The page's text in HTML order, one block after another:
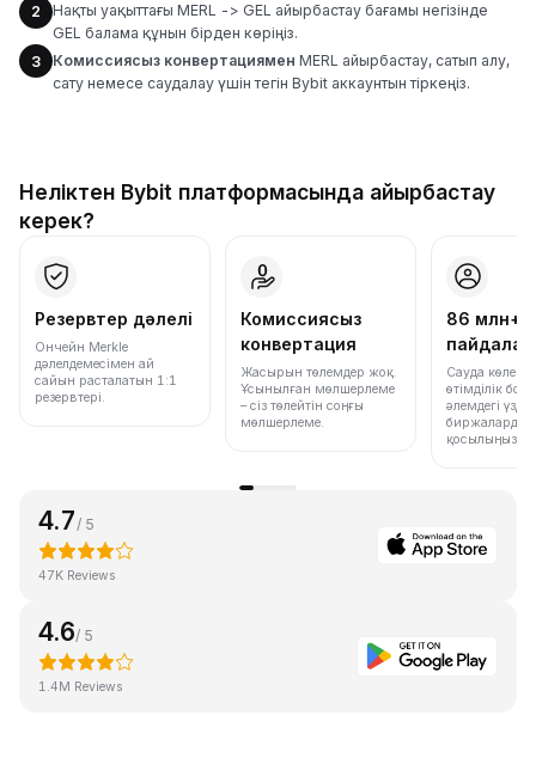
2
Нақты уақыттағы MERL -> GEL айырбастау бағамы негізінде
GEL балама құнын бірден көріңіз.
3
Комиссиясыз конвертациямен MERL айырбастау, сатып алу,
сату немесе саудалау үшін тегін Bybit аккаунтын тіркеңіз.
Неліктен Bybit платформасында айырбастау
керек?
Резервтер дәлелі
Ончейн Merkle
дәлелдемесімен ай
сайын расталатын 1:1
резервтері.
Комиссиясыз
конвертация
Жасырын төлемдер жоқ.
Ұсынылған мөлшерлеме
– сіз төлейтін соңғы
мөлшерлеме.
86 млн+
Сауда көлемі
өтімділік
әлемдегі үздік
биржалардың
қосылыңыз.
4.7 / 5
47K Reviews
4.6/ 5
1.4M Reviews